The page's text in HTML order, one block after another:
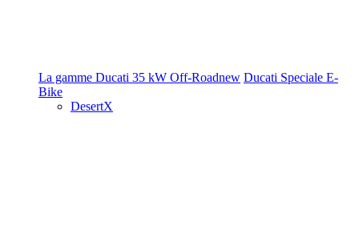
La gamme Ducati 35 kW Off-Roadnew Ducati Speciale E-
Bike
DesertX